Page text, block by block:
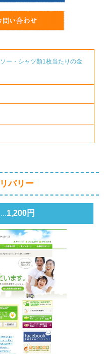
ソー・シャツ類1枚当たりの金
バリー
1,200円